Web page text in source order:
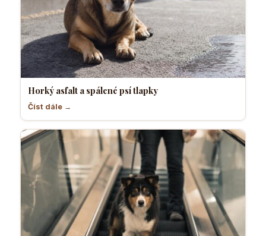
Horký asfalt a spálené psí tlapky
Číst dále →